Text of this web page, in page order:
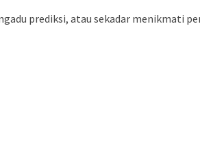
prediksi, atau sekadar menikmati